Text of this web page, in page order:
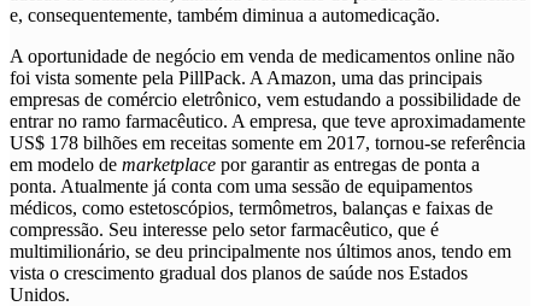
e, consequentemente, também diminua a automedicação.
A oportunidade de negócio em venda de medicamentos online não
foi vista somente pela PillPack. A Amazon, uma das principais
empresas de comércio eletrônico, vem estudando a possibilidade de
entrar no ramo farmacêutico. A empresa, que teve aproximadamente
US$ 178 bilhões em receitas somente em 2017, tornou-se referência
em modelo de marketplace por garantir as entregas de ponta a
ponta. Atualmente já conta com uma sessão de equipamentos
médicos, como estetoscópios, termômetros, balanças e faixas de
compressão. Seu interesse pelo setor farmacêutico, que é
multimilionário, se deu principalmente nos últimos anos, tendo em
vista o crescimento gradual dos planos de saúde nos Estados
Unidos.